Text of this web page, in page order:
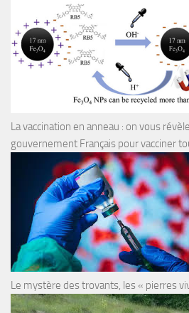
La vaccination en anneau : on vous
gouvernement Français pour vacciner
Le mystère des trovants, les « pierres